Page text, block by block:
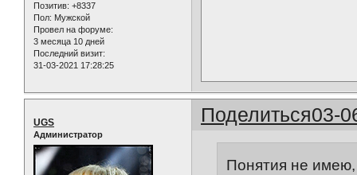
Позитив: +8337
Пол: Мужской
Провел на форуме:
3 месяца 10 дней
Последний визит:
31-03-2021 17:28:25
Поделиться03-
UGS
Администратор
Понятия не имею,